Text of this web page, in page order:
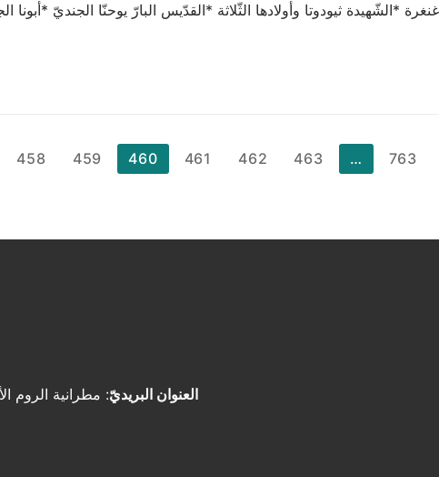
*الشّهيدة ثيودوتا وأولادها الثّلاثة *القدّيس البارّ يوحنّا الجنديّ
458 459 460 461 462 463 … 763
العنوان البريديّ: مطرانية الروم